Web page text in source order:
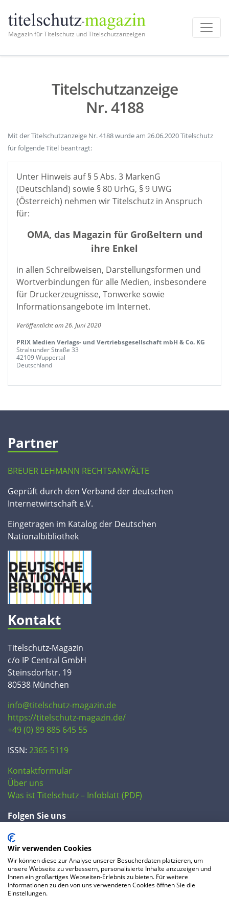
Magazin für Titelschutz und Titelschutzanzeigen
Titelschutzanzeige
Nr. 4188
Mit der Titelschutzanzeige Nr. 4188 wurde am 26.06.2020 Titelschutz
für folgende Titel beantragt:
Unter Hinweis auf § 5 Abs. 3 MarkenG
(Deutschland) sowie § 80 UrhG, § 9 UWG
(Österreich) nehmen wir Titelschutz in Anspruch
für:
OMA, das Magazin für Großeltern und
ihre Enkel
in allen Schreibweisen, Darstellungsformen und
Wortverbindungen für alle Medien, insbesondere
für Druckerzeugnisse, Tonwerke sowie
Informationsangebote im Internet.
Veröffentlicht am 26. Juni 2020
PRIX Medien Verlags- und Vertriebsgesellschaft mbH & Co. KG
Stralsunder Straße 33
42109 Wuppertal
Deutschland
Partner
BREUER LEHMANN RECHTSANWÄLTE
Geprüft durch den Verband der deutschen
Internetwirtschaft e.V.
Eingetragen im Katalog der Deutschen
Nationalbibliothek
Kontakt
Titelschutz-Magazin
c/o IP Central GmbH
Steinsdorfstr. 19
80538 München
info@titelschutz-magazin.de
https://titelschutz-magazin.de/
+49 (0) 89 885 645 55
ISSN: 2365-5119
Kontaktformular
Über uns
Was ist Titelschutz – Infoblatt (PDF)
Folgen Sie uns
Wir verwenden Cookies
Wir können diese zur Analyse unserer Besucherdaten platzieren, um
unsere Webseite zu verbessern, personalisierte Inhalte anzuzeigen und
Ihnen ein großartiges Webseiten-Erlebnis zu bieten. Für weitere
Informationen zu den von uns verwendeten Cookies öffnen Sie die
Einstellungen.